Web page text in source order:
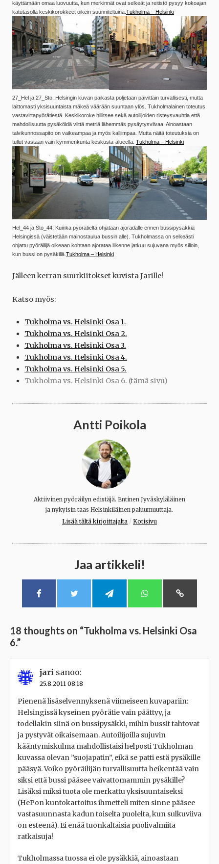
käyttämään omaa luovuutta, kun merkinnät ovat selkeät ja reitistö pysyy kokoajan
katutasolla keskikorokkeet oikein suunniteltuina.Tukholma – Helsinki
27_Hel ja 27_Sto: Helsingin kuvan paikasta poljetaan päivittäin turvallisesti, mutta
laittomasti yksisuuntaista mäkeä väärään suuntaan ylös. Tukholmalainen toteutus
vastavirtapyörätiestä. Keskikoroke hillitsee sekä autoilijoiden risteysvauhtia että
mahdollisuutta pysäköidä viittä metriä lähemmäs pysäytysviivaa. Ainoastaan
talvikunnossapito on vaikeampaa ja myös kalliimpaa. Mutta näitä toteutuksia on
tullut vastaan vain kymmenkunta keskusta-alueella. Tukholma – Helsinki
Hel_44 ja Sto_44: Kuinka pyörätieltä ohjataan ajoradalle ennen bussipysäkkiä
Helsingissä (väistetään mainostaulua bussin alle). Tukholmassa on selkeästi
ohjattu pyöräilijä oikeaan kohtaan ajorataa liikenne jatkuu sujuvana myös silloin,
kun bussi on pysäkillä.Tukholma – Helsinki
Jälleen kerran suurkiitokset kuvista Jarille!
Katso myös:
Tukholma vs. Helsinki Osa 1.
Tukholma vs. Helsinki Osa 2.
Tukholma vs. Helsinki Osa 3.
Tukholma vs. Helsinki Osa 4.
Tukholma vs. Helsinki Osa 5.
Tukholma vs. Helsinki Osa 6. (tämä sivu)
Antti Poikola
Aktiivinen pyöräilyn edistäjä. Entinen Jyväskyläläinen
ja nykyisin taas Helsinkiläinen paluumuuttaja.
Lisää tältä kirjoittajalta / Kotisivu
Jaa artikkeli!
18 thoughts on “Tukholma vs. Helsinki Osa
6.”
jari sanoo:
25.8.2011 08:18
Pienenä lisäselvennyksenä viimeiseen kuvapariin:
Helsingissä kyseinen pyörätie vain päättyy, ja
todellakin siinä on bussipysäkki, mihin bussit tahtovat
ja pystyvät oikaisemaan. Autoilijoilla sujuvin
kääntymiskulma mahdollistaisi helposti Tukholman
kuvassa olevan ”suojapatin”, eikä se patti estä pysäkille
pääsyä. Voiko pyöräilijän turvallisuutta heikentää vain
siksi että bussi pääsee vaivattomammin pysäkille?
Lisäksi miksi tuota ole merkattu yksisuuntaiseksi
(HePon kuntokartoitus ihmetteli miten sinne pääsee
vastasuunnasta kadun toiselta puolelta, kun sulkuviiva
on esteenä). Ei enää tuonkaltaisia puolivalmiita
ratkaisuja!
Tukholmassa tuossa ei ole pysäkkiä, ainoastaan